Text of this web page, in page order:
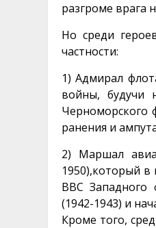
разгроме врага
Но среди
частности:
1) Адмирал
войны, будучи
Черноморского
ранения и
2) Маршал
1950),который
ВВС Западного
(1942-1943) и
Кроме того,